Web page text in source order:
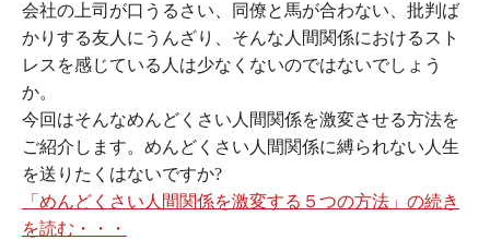
会社の上司が口うるさい、同僚と馬が合わない、批判ば
かりする友人にうんざり、そんな人間関係におけるスト
レスを感じている人は少なくないのではないでしょう
か。
今回はそんなめんどくさい人間関係を激変させる方法を
ご紹介します。めんどくさい人間関係に縛られない人生
を送りたくはないですか?
「めんどくさい人間関係を激変する５つの方法」の続き
を読む・・・